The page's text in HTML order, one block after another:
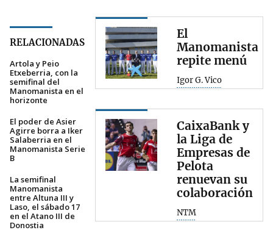
RELACIONADAS
Artola y Peio
Etxeberria, con la
semifinal del
Manomanista en el
horizonte
El poder de Asier
Agirre borra a Iker
Salaberria en el
Manomanista Serie
B
La semifinal
Manomanista
entre Altuna III y
Laso, el sábado 17
en el Atano III de
Donostia
El
Manomanista
repite menú
Igor G. Vico
CaixaBank y
la Liga de
Empresas de
Pelota
renuevan su
colaboración
NTM